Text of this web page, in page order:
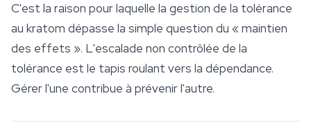
C'est la raison pour laquelle la gestion de la tolérance
au kratom dépasse la simple question du « maintien
des effets ». L'escalade non contrôlée de la
tolérance est le tapis roulant vers la dépendance.
Gérer l'une contribue à prévenir l'autre.